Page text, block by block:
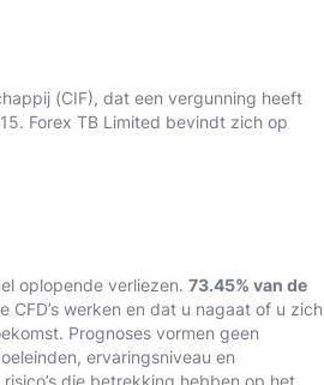
(CIF), dat een vergunning heeft
Forex TB Limited bevindt zich op
oplopende verliezen. 73.45% van de
werken en dat u nagaat of u zich
Prognoses vormen geen
ervaringsniveau en
die betrekking hebben op het